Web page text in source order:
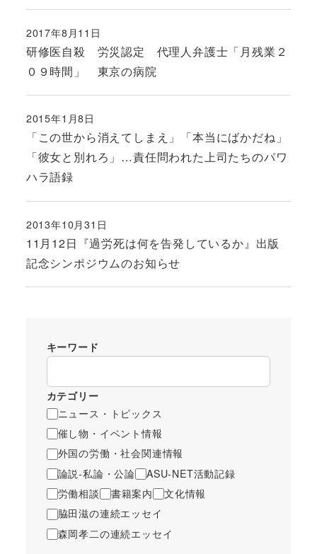
研修医自殺 労災認定 代理人弁護士「月残業２
０９時間」 東京の病院
投稿日
2017年8月11日
「この世から消えてしまえ」「本当にばかだね」
「彼女と別れろ」…責任問われた上司たちのパワ
ハラ語録
投稿日
2015年1月8日
11月12日『過労死は何を告発しているか』出版
記念シンポジウムのお知らせ
投稿日
2013年10月31日
キーワード
カテゴリー
ニュース・トピックス
催し物・イベント情報
外国の労働・社会関連情報
論説-私論・公論
ASU-NET活動記録
労働相談
書籍案内
文化情報
脇田滋の連続エッセイ
森岡孝二の連続エッセイ